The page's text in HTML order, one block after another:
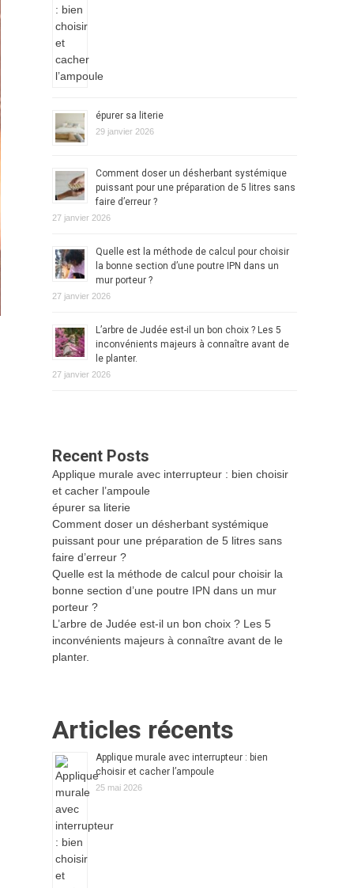
épurer sa literie
29 janvier 2026
Comment doser un désherbant systémique
puissant pour une préparation de 5 litres sans
faire d’erreur ?
27 janvier 2026
Quelle est la méthode de calcul pour choisir
la bonne section d’une poutre IPN dans un
mur porteur ?
27 janvier 2026
L’arbre de Judée est-il un bon choix ? Les 5
inconvénients majeurs à connaître avant de
le planter.
27 janvier 2026
Recent Posts
Applique murale avec interrupteur : bien choisir
et cacher l’ampoule
épurer sa literie
Comment doser un désherbant systémique
puissant pour une préparation de 5 litres sans
faire d’erreur ?
Quelle est la méthode de calcul pour choisir la
bonne section d’une poutre IPN dans un mur
porteur ?
L’arbre de Judée est-il un bon choix ? Les 5
inconvénients majeurs à connaître avant de le
planter.
Articles récents
Applique murale avec interrupteur : bien
choisir et cacher l’ampoule
25 mai 2026